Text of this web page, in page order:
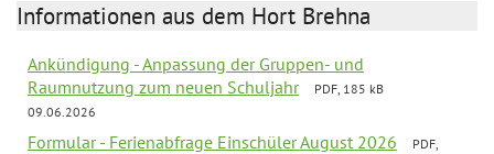
Informationen aus dem Hort Brehna
Ankündigung - Anpassung der Gruppen- und
Raumnutzung zum neuen Schuljahr
PDF, 185 kB
09.06.2026
Formular - Ferienabfrage Einschüler August 2026
PDF,